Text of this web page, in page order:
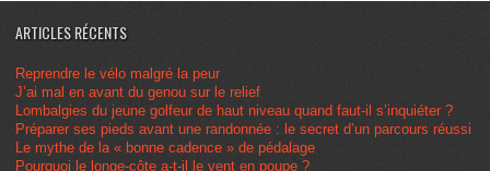
ARTICLES RÉCENTS
Reprendre le vélo malgré la peur
J’ai mal en avant du genou sur le relief
Lombalgies du jeune golfeur de haut niveau quand faut-il s’inquiéter ?
Préparer ses pieds avant une randonnée : le secret d’un parcours réussi
Le mythe de la « bonne cadence » de pédalage
Pourquoi le longe-côte a-t-il le vent en poupe ?